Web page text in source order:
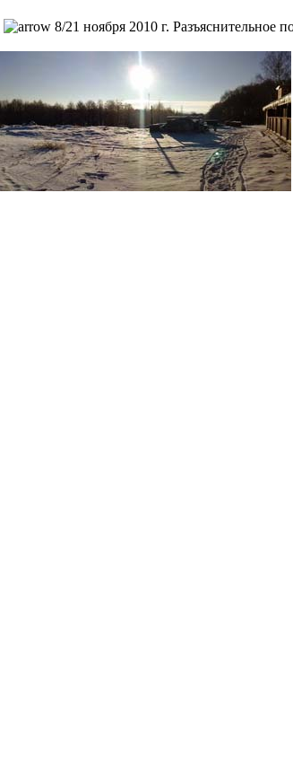
8/21 ноября 2010 г. Разъяснительное